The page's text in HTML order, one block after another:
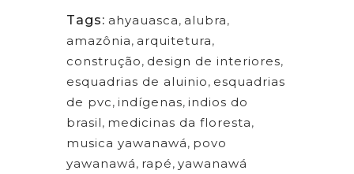
Tags: ahyauasca, alubra,
amazônia, arquitetura,
construção, design de interiores,
esquadrias de aluinio, esquadrias
de pvc, indígenas, indios do
brasil, medicinas da floresta,
musica yawanawá, povo
yawanawá, rapé, yawanawá